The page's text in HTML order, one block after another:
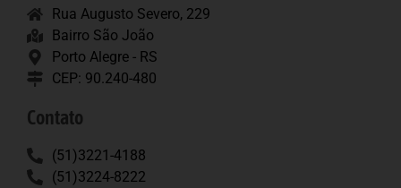
Rua Augusto Severo, 229
Bairro São João
Porto Alegre - RS
CEP: 90.240-480
Contato
(51)3221-4188
(51)3224-8222